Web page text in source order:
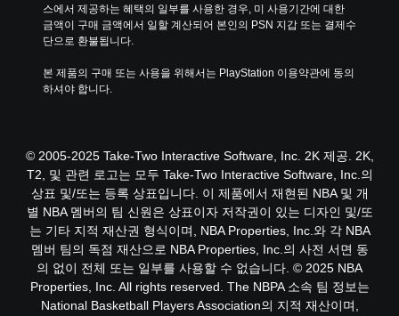
스에서 제공하는 혜택의 일부를 사용한 경우, 미 사용기간에 대한
금액이 구매 금액에서 일할 계산되어 본인의 PSN 지갑 또는 결제수
단으로 환불됩니다.
본 제품의 구매 또는 사용을 위해서는 PlayStation 이용약관에 동의
하셔야 합니다.
© 2005-2025 Take-Two Interactive Software, Inc. 2K 제공. 2K,
T2, 및 관련 로고는 모두 Take-Two Interactive Software, Inc.의
상표 및/또는 등록 상표입니다. 이 제품에서 재현된 NBA 및 개
별 NBA 멤버의 팀 신원은 상표이자 저작권이 있는 디자인 및/또
는 기타 지적 재산권 형식이며, NBA Properties, Inc.와 각 NBA
멤버 팀의 독점 재산으로 NBA Properties, Inc.의 사전 서면 동
의 없이 전체 또는 일부를 사용할 수 없습니다. © 2025 NBA
Properties, Inc. All rights reserved. The NBPA 소속 팀 정보는
National Basketball Players Association의 지적 재산이며,